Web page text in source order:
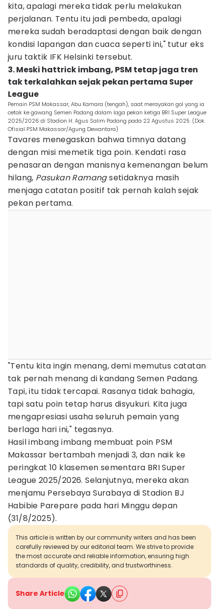
kita, apalagi mereka tidak perlu melakukan
perjalanan. Tentu itu jadi pembeda, apalagi
mereka sudah beradaptasi dengan baik dengan
kondisi lapangan dan cuaca seperti ini," tutur eks
juru taktik IFK Helsinki tersebut.
3. Meski hattrick imbang, PSM tetap jaga tren
tak terkalahkan sejak pekan pertama Super
League
Pemain PSM Makassar, Abu Kamara (tengah), saat merayakan gol yang ia
cetak ke gawang Semen Padang dalam laga pekan ketiga BRI Super League
2025/2026 di Stadion H. Agus Salim Padang pada 22 Agustus 2025. (Dok.
Ofisial PSM Makassar/Agung Dewantara)
Tavares menegaskan bahwa timnya datang
dengan misi memetik tiga poin. Kendati rasa
penasaran dengan manisnya kemenangan belum
hilang, Pasukan Ramangsetidaknya masih
menjaga catatan positif tak pernah kalah sejak
pekan pertama.
"Tentu kita ingin menang, demi memutus catatan
tak pernah menang di kandang Semen Padang.
Tapi, itu tidak tercapai. Rasanya tidak bahagia,
tapi satu poin tetap harus disyukuri. Kita juga
mengapresiasi usaha seluruh pemain yang
berlaga hari ini," tegasnya.
Hasil imbang imbang membuat poin PSM
Makassar bertambah menjadi 3, dan naik ke
peringkat 10 klasemen sementara BRI Super
League 2025/2026. Selanjutnya, mereka akan
menjamu Persebaya Surabaya di Stadion BJ
Habibie Parepare pada hari Minggu depan
(31/8/2025).
This article is written by our community writers and has been
carefully reviewed by our editorial team. We strive to provide
the most accurate and reliable information, ensuring high
standards of quality, credibility, and trustworthiness.
Share Article